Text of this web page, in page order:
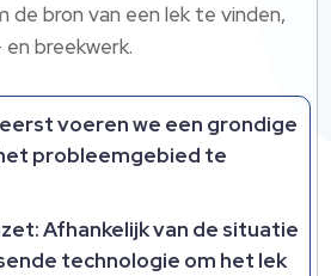
de bron van een lek te vinden,
breekwerk.
voeren we een grondige
probleemgebied te
Afhankelijk van de situatie
technologie om het lek